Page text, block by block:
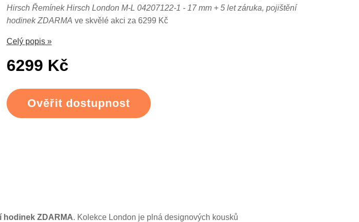
Hirsch Řemínek Hirsch London M-L 04207122-1 - 17 mm + 5 let záruka, pojištění
hodinek ZDARMA ve skvělé akci za 6299 Kč
Celý popis »
6299 Kč
Ověřit dostupnost
hodinek ZDARMA. Kolekce London je plná designových kousků